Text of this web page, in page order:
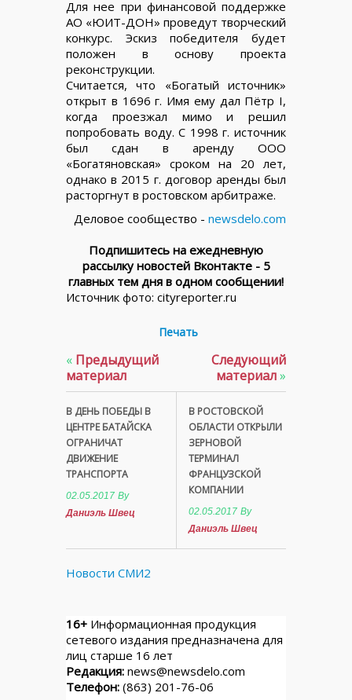
Для нее при финансовой поддержке
АО «ЮИТ-ДОН» проведут творческий
конкурс. Эскиз победителя будет
положен в основу проекта
реконструкции.
Считается, что «Богатый источник»
открыт в 1696 г. Имя ему дал Пётр I,
когда проезжал мимо и решил
попробовать воду. С 1998 г. источник
был сдан в аренду ООО
«Богатяновская» сроком на 20 лет,
однако в 2015 г. договор аренды был
расторгнут в ростовском арбитраже.
Деловое сообщество - newsdelo.com
Подпишитесь на ежедневную
рассылку новостей Вконтакте - 5
главных тем дня в одном сообщении!
Источник фото: cityreporter.ru
Печать
« Предыдущий
материал
В ДЕНЬ ПОБЕДЫ В
ЦЕНТРЕ БАТАЙСКА
ОГРАНИЧАТ
ДВИЖЕНИЕ
ТРАНСПОРТА
02.05.2017 By
Даниэль Швец
Следующий
материал»
В РОСТОВСКОЙ
ОБЛАСТИ ОТКРЫЛИ
ЗЕРНОВОЙ
ТЕРМИНАЛ
ФРАНЦУЗСКОЙ
КОМПАНИИ
02.05.2017 By
Даниэль Швец
Новости СМИ2
16+ Информационная продукция
сетевого издания предназначена для
лиц старше 16 лет
Редакция: news@newsdelo.com
Телефон: (863) 201-76-06